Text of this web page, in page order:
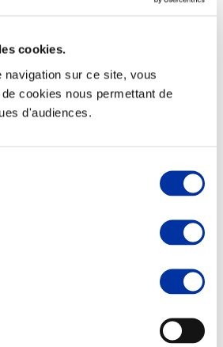
cookies.
navigation sur ce site, vous
cookies nous permettant de
d'audiences.
– mise en marché